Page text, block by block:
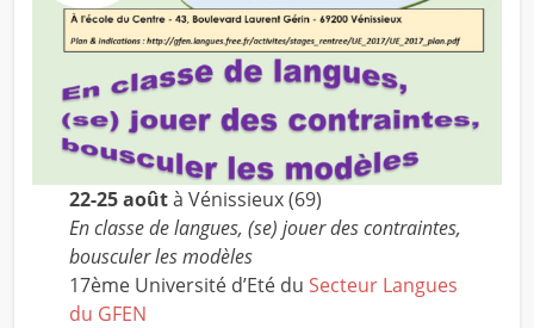
22-25 aoûtà Vénissieux (69)
En classe de langues, (se) jouer des contraintes,
bousculer les modèles
17ème Université d’Eté du Secteur Langues
du GFEN